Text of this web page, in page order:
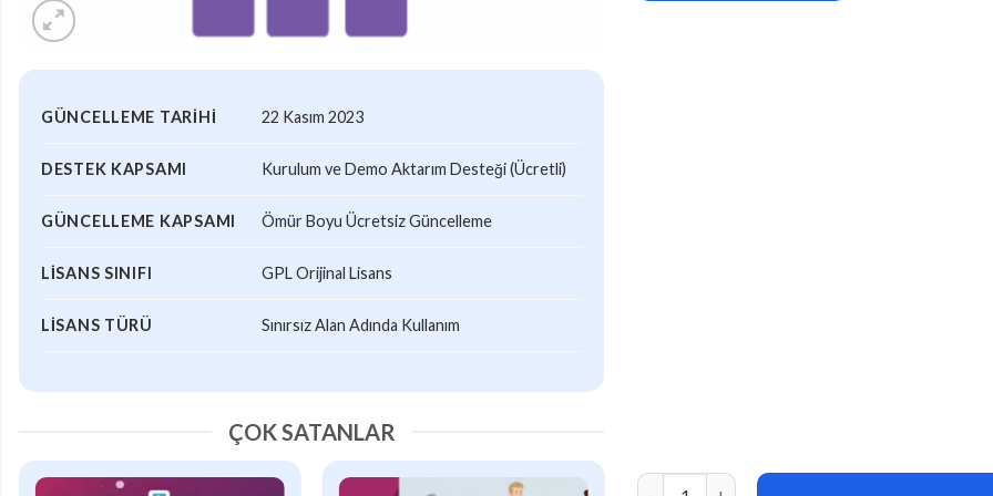
GÜNCELLEME TARIHI 22 Kasım 2023
DESTEK KAPSAMI Kurulum ve Demo Aktarım Desteği (Ücretli)
GÜNCELLEME KAPSAMI Ömür Boyu Ücretsiz Güncelleme
LISANS SINIFI GPL Orijinal Lisans
LISANS TÜRÜ Sınırsız Alan Adında Kullanım
ÇOK SATANLAR
* Inactive Logout Pro v2.4.0 adet